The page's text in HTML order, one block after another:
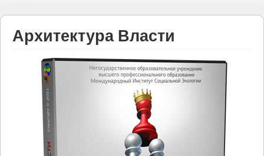
Обучение
Контакты
Правила получения заказов
Магазин
Искать
Архитектура Власти